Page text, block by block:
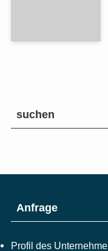
suchen
Anfrage
Profil des